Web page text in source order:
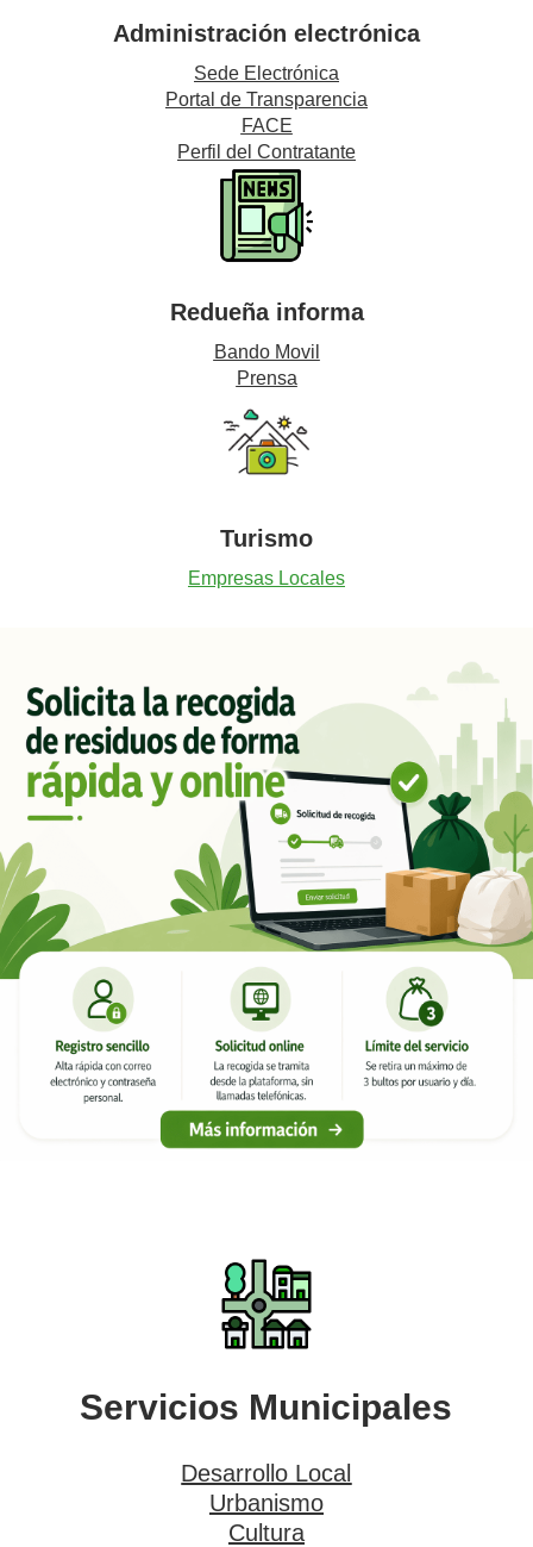
Administración electrónica
Sede Electrónica
Portal de Transparencia
FACE
Perfil del Contratante
Redueña informa
Bando Movil
Prensa
Turismo
Empresas Locales
Servicios Municipales
Desarrollo Local
Urbanismo
Cultura